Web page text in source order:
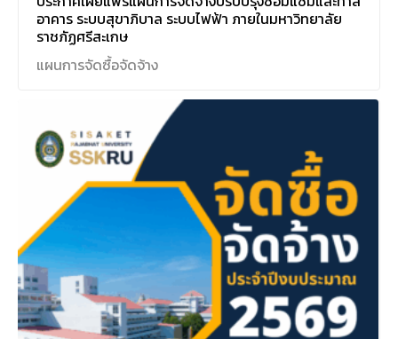
อาคาร ระบบสุขาภิบาล ระบบไฟฟ้า ภายในมหาวิทยาลัย
ราชภัฏศรีสะเกษ
แผนการจัดซื้อจัดจ้าง